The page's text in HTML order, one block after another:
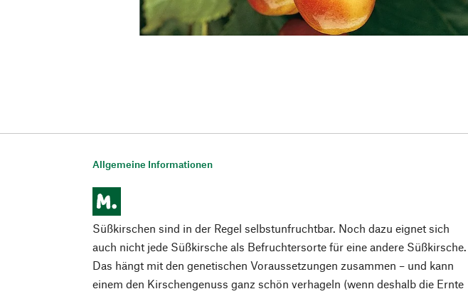
Allgemeine Informationen
Süßkirschen sind in der Regel selbstunfruchtbar. Noch dazu eignet sich
auch nicht jede Süßkirsche als Befruchtersorte für eine andere Süßkirsche.
Das hängt mit den genetischen Voraussetzungen zusammen – und kann
einem den Kirschengenuss ganz schön verhageln (wenn deshalb die Ernte